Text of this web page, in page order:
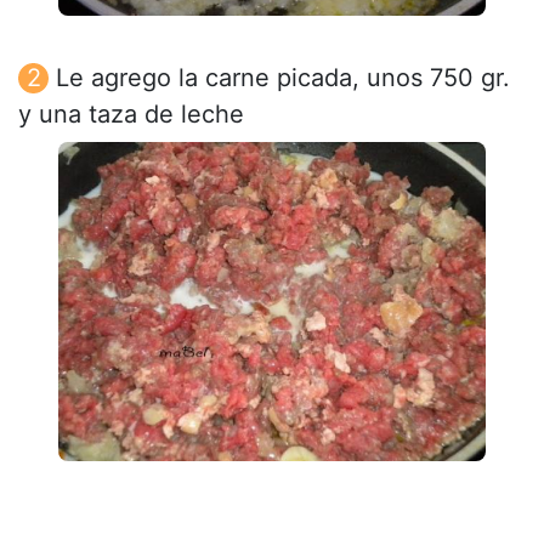
Le agrego la carne picada, unos 750 gr.
y una taza de leche